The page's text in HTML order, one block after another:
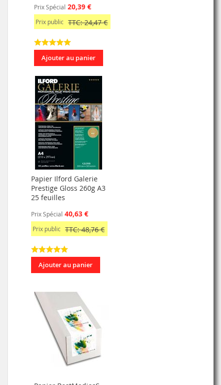
Prix Spécial 20,39 €
Prix public TTC: 24,47 €
Ajouter au panier
Papier Ilford Galerie
Prestige Gloss 260g A3
25 feuilles
Prix Spécial 40,63 €
Prix public TTC: 48,76 €
Ajouter au panier